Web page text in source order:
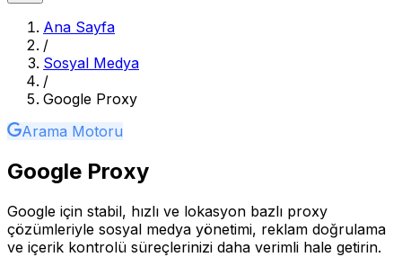
Ana Sayfa
/
Sosyal Medya
/
Google Proxy
Arama Motoru
Google Proxy
Google için stabil, hızlı ve lokasyon bazlı proxy
çözümleriyle sosyal medya yönetimi, reklam doğrulama
ve içerik kontrolü süreçlerinizi daha verimli hale getirin.